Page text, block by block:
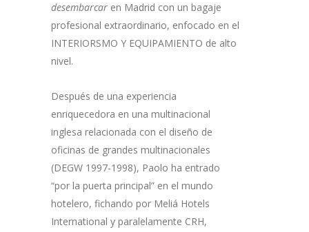
desembarcar en Madrid con un bagaje
profesional extraordinario, enfocado en el
INTERIORSMO Y EQUIPAMIENTO de alto
nivel.
Después de una experiencia
enriquecedora en una multinacional
inglesa relacionada con el diseño de
oficinas de grandes multinacionales
(DEGW 1997-1998), Paolo ha entrado
“por la puerta principal” en el mundo
hotelero, fichando por Meliá Hotels
International y paralelamente CRH,